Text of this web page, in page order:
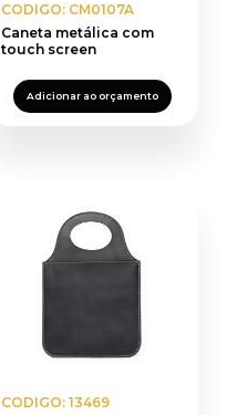
CODIGO: CM0107A
Caneta metálica com
touch screen
Adicionar ao orçamento
CODIGO: 13469